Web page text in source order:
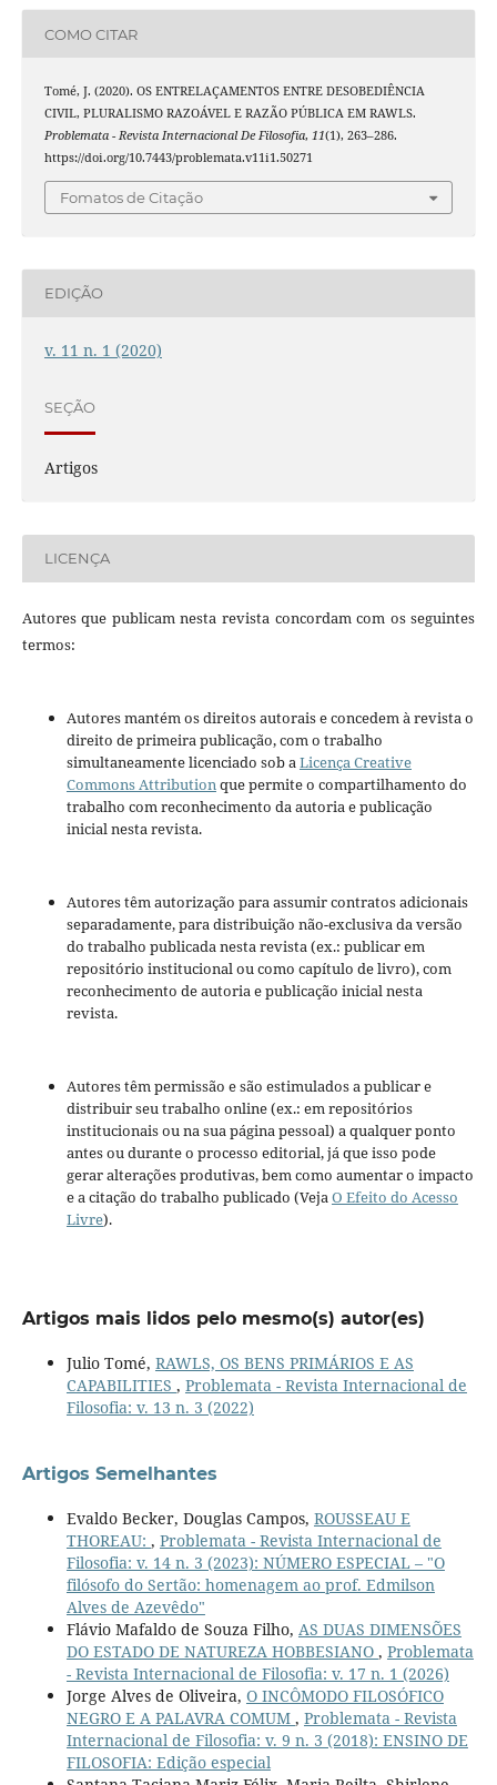
COMO CITAR
Tomé, J. (2020). OS ENTRELAÇAMENTOS ENTRE DESOBEDIÊNCIA
CIVIL, PLURALISMO RAZOÁVEL E RAZÃO PÚBLICA EM RAWLS.
Problemata - Revista Internacional De Filosofia, 11(1), 263–286.
https://doi.org/10.7443/problemata.v11i1.50271
Fomatos de Citação
EDIÇÃO
v. 11 n. 1 (2020)
SEÇÃO
Artigos
LICENÇA
Autores que publicam nesta revista concordam com os seguintes
termos:
Autores mantém os direitos autorais e concedem à revista o
direito de primeira publicação, com o trabalho
simultaneamente licenciado sob aLicença Creative
Commons Attributionque permite o compartilhamento do
trabalho com reconhecimento da autoria e publicação
inicial nesta revista.
Autores têm autorização para assumir contratos adicionais
separadamente, para distribuição não-exclusiva da versão
do trabalho publicada nesta revista (ex.: publicar em
repositório institucional ou como capítulo de livro), com
reconhecimento de autoria e publicação inicial nesta
revista.
Autores têm permissão e são estimulados a publicar e
distribuir seu trabalho online (ex.: em repositórios
institucionais ou na sua página pessoal) a qualquer ponto
antes ou durante o processo editorial, já que isso pode
gerar alterações produtivas, bem como aumentar o impacto
e a citação do trabalho publicado (VejaO Efeito do Acesso
Livre).
Artigos mais lidos pelo mesmo(s) autor(es)
Julio Tomé, RAWLS, OS BENS PRIMÁRIOS E AS
CAPABILITIES , Problemata - Revista Internacional de
Filosofia: v. 13 n. 3 (2022)
Artigos Semelhantes
Evaldo Becker, Douglas Campos, ROUSSEAU E
THOREAU: , Problemata - Revista Internacional de
Filosofia: v. 14 n. 3 (2023): NÚMERO ESPECIAL – "O
filósofo do Sertão: homenagem ao prof. Edmilson
Alves de Azevêdo"
Flávio Mafaldo de Souza Filho, AS DUAS DIMENSÕES
DO ESTADO DE NATUREZA HOBBESIANO , Problemata
- Revista Internacional de Filosofia: v. 17 n. 1 (2026)
Jorge Alves de Oliveira, O INCÔMODO FILOSÓFICO
NEGRO E A PALAVRA COMUM , Problemata - Revista
Internacional de Filosofia: v. 9 n. 3 (2018): ENSINO DE
FILOSOFIA: Edição especial